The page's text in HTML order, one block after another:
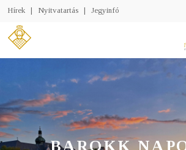
Hírek | Nyitvatartás | Jegyinfó
BAROKK